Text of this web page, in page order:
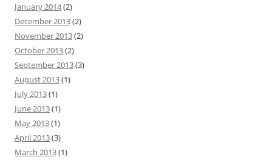
January 2014(2)
December 2013(2)
November 2013(2)
October 2013(2)
September 2013(3)
August 2013(1)
July 2013(1)
June 2013(1)
May 2013(1)
April 2013(3)
March 2013(1)